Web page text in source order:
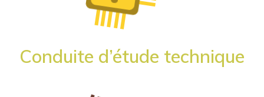
Conduite d’étude technique